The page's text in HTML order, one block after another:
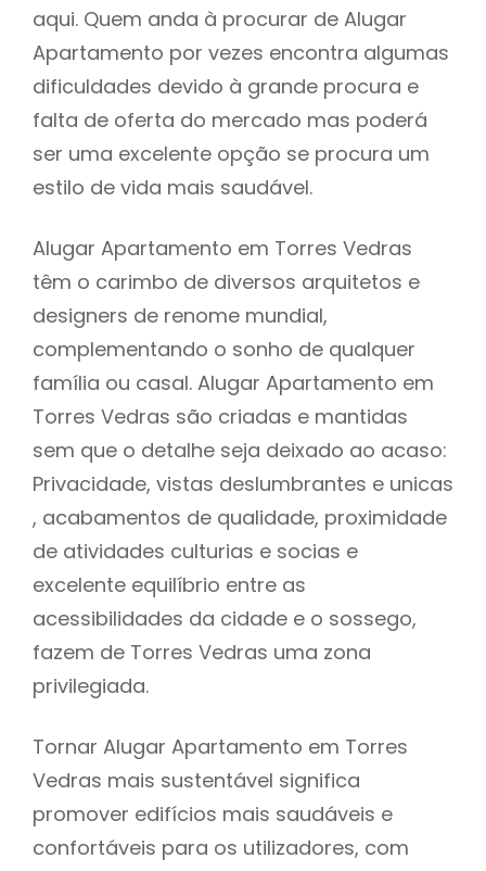
aqui. Quem anda à procurar de Alugar
Apartamento por vezes encontra algumas
dificuldades devido à grande procura e
falta de oferta do mercado mas poderá
ser uma excelente opção se procura um
estilo de vida mais saudável.
Alugar Apartamento em Torres Vedras
têm o carimbo de diversos arquitetos e
designers de renome mundial,
complementando o sonho de qualquer
família ou casal. Alugar Apartamento em
Torres Vedras são criadas e mantidas
sem que o detalhe seja deixado ao acaso:
Privacidade, vistas deslumbrantes e unicas
, acabamentos de qualidade, proximidade
de atividades culturias e socias e
excelente equilíbrio entre as
acessibilidades da cidade e o sossego,
fazem de Torres Vedras uma zona
privilegiada.
Tornar Alugar Apartamento em Torres
Vedras mais sustentável significa
promover edifícios mais saudáveis e
confortáveis para os utilizadores, com